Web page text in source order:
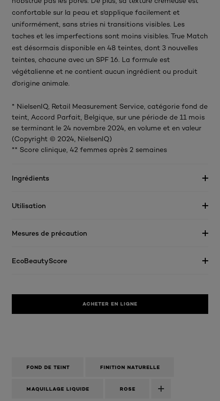
confortable sur la peau et s'applique facilement et
uniformément, sans stries ni transitions visibles. Les
taches et les imperfections sont moins visibles. True Match
est désormais disponible en 48 teintes, dont 3 nouvelles
teintes, chacune avec un SPF 16. La formule est
végétalienne et ne contient aucun ingrédient ou produit
d'origine animale.
* NielsenIQ, Retail Measurement Service, catégorie fond de
teint, Accord Parfait, Belgique, sur une période de 11 mois
se terminant le 24 novembre 2024, en volume et en valeur
(Copyright © 2024, NielsenIQ)
** Score clinique, 42 femmes après 2 semaines
Ingrédients
Utilisation
Mesures de précaution
EcoBeautyScore
ACHETER EN LIGNE
FOND DE TEINT FINITION NATURELLE
MAQUILLAGE LIQUIDE ROSE